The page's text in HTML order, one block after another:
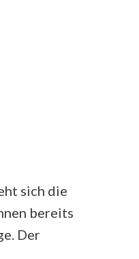
sich die
bereits
Der